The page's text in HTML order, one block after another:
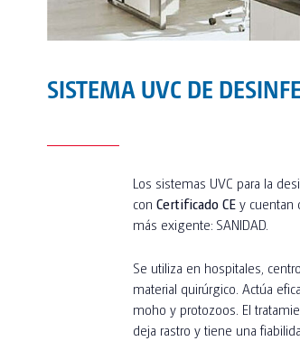
SISTEMA UVC DE
Los sistemas UVC para la
con Certificado CEy cuentan
más exigente: SANIDAD.
Se utiliza en hospitales,
material quirúrgico. Actúa
moho y protozoos. El
deja rastro y tiene una